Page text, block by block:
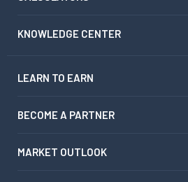
KNOWLEDGE CENTER
LEARN TO EARN
BECOME A PARTNER
MARKET OUTLOOK